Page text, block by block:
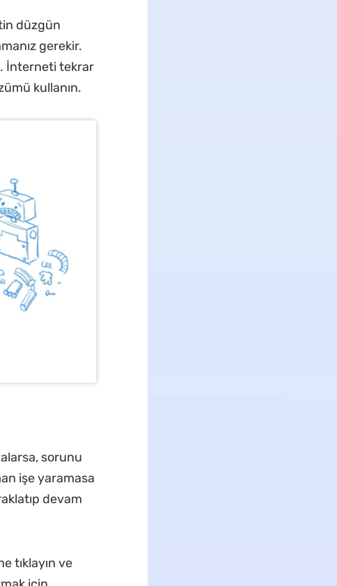
düzgün
gerekir.
İnterneti tekrar
kullanın.
sorunu
işe yaramasa
devam
tıklayın ve